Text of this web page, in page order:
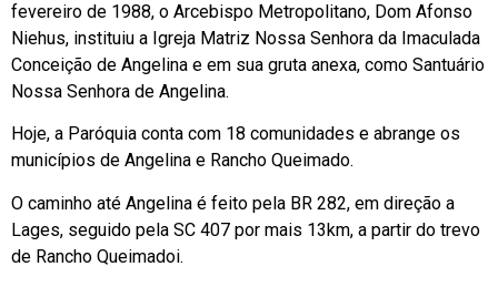
fevereiro de 1988, o Arcebispo Metropolitano, Dom Afonso
Niehus, instituiu a Igreja Matriz Nossa Senhora da Imaculada
Conceição de Angelina e em sua gruta anexa, como Santuário
Nossa Senhora de Angelina.
Hoje, a Paróquia conta com 18 comunidades e abrange os
municípios de Angelina e Rancho Queimado.
O caminho até Angelina é feito pela BR 282, em direção a
Lages, seguido pela SC 407 por mais 13km, a partir do trevo
de Rancho Queimadoi.